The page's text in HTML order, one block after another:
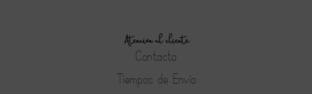
Atención al cliente
Contacto
Tiempos de Envío